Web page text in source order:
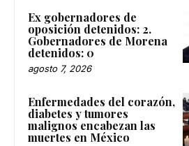
Ex gobernadores de
oposición detenidos: 2.
Gobernadores de Morena
detenidos: 0
agosto 7, 2026
Enfermedades del corazón,
diabetes y tumores
malignos encabezan las
muertes en México